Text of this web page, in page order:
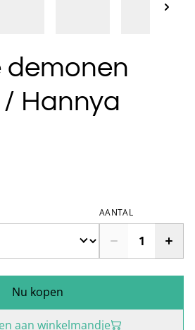
Hannya
AANTAL
Nu kopen
aan winkelmandje